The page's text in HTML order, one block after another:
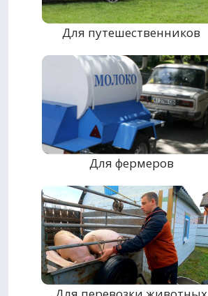
Для путешественников
Для фермеров